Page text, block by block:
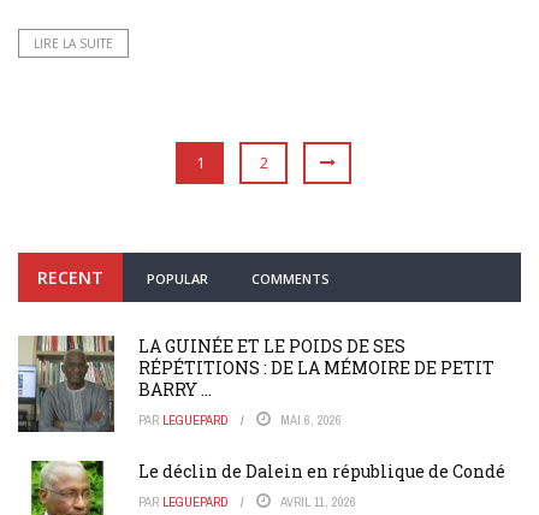
LIRE LA SUITE
1 2
RECENT POPULAR COMMENTS
LA GUINÉE ET LE POIDS DE SES
RÉPÉTITIONS : DE LA MÉMOIRE DE PETIT
BARRY ...
PAR LEGUEPARD MAI 6, 2026
Le déclin de Dalein en république de Condé
PAR LEGUEPARD AVRIL 11, 2026